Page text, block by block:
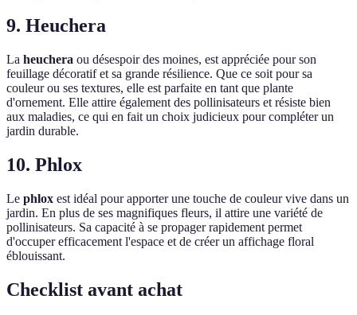
9. Heuchera
La heuchera ou désespoir des moines, est appréciée pour son
feuillage décoratif et sa grande résilience. Que ce soit pour sa
couleur ou ses textures, elle est parfaite en tant que plante
d'ornement. Elle attire également des pollinisateurs et résiste bien
aux maladies, ce qui en fait un choix judicieux pour compléter un
jardin durable.
10. Phlox
Le phlox est idéal pour apporter une touche de couleur vive dans un
jardin. En plus de ses magnifiques fleurs, il attire une variété de
pollinisateurs. Sa capacité à se propager rapidement permet
d'occuper efficacement l'espace et de créer un affichage floral
éblouissant.
Checklist avant achat